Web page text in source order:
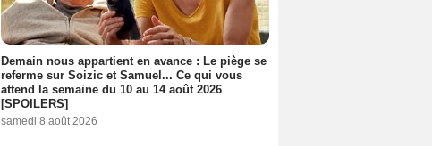
Demain nous appartient en avance : Le piège se
referme sur Soizic et Samuel... Ce qui vous
attend la semaine du 10 au 14 août 2026
[SPOILERS]
samedi 8 août 2026